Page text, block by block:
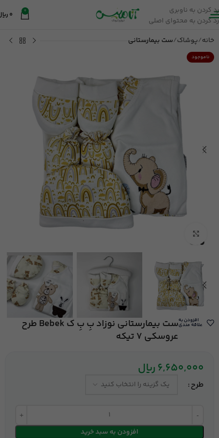
رد کردن به ناوبری
رد کردن به محتوای اصلی
0
0
خانه پوشاک ست بیمارستانی
ناموجود
افزودن به
علاقه مندی
ست بیمارستانی نوزاد بِ بِ ک Bebek طرح
عروسکی 7 تیکه
6,650,000ریال
طرح
افزودن به سبد خرید